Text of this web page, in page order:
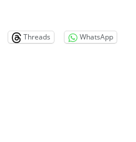
Threads WhatsApp